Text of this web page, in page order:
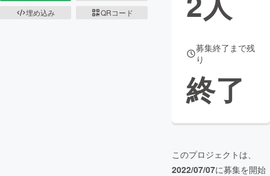
埋め込み
QRコード
募集終了まで残
り
終了
このプロジェクトは、
2022/07/07に募集を開始